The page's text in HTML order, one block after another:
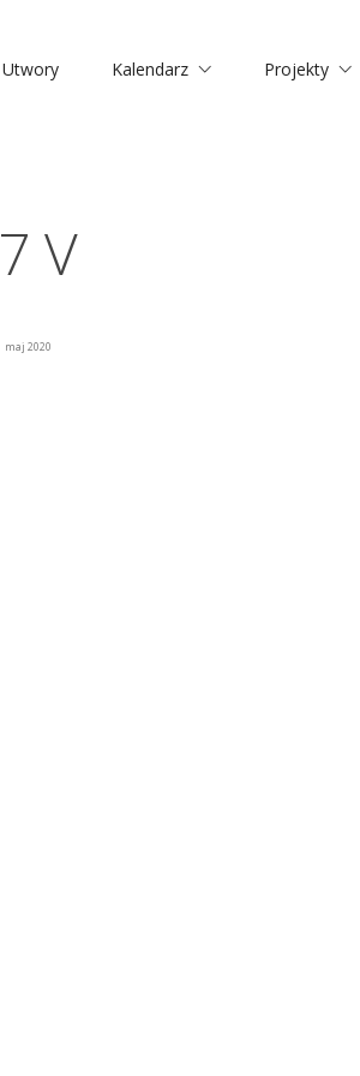
Utwory Kalendarz Projekty
7 V
maj 2020